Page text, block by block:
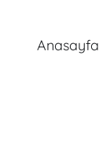
Anasayfa